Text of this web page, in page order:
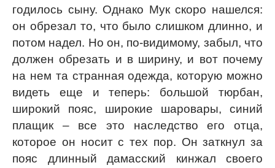
годилось сыну. Однако Мук скоро нашелся:
он обрезал то, что было слишком длинно, и
потом надел. Но он, по-видимому, забыл, что
должен обрезать и в ширину, и вот почему
на нем та странная одежда, которую можно
видеть еще и теперь: большой тюрбан,
широкий пояс, широкие шаровары, синий
плащик – все это наследство его отца,
которое он носит с тех пор. Он заткнул за
пояс длинный дамасский кинжал своего